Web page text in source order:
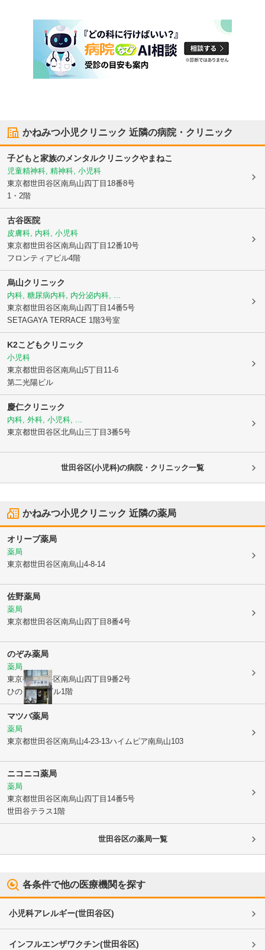
かねみつ小児クリニック 近隣の病院・クリニック
子どもと家族のメンタルクリニックやまねこ
児童精神科, 精神科, 小児科
東京都世田谷区南烏山四丁目18番8号
1・2階
古谷医院
皮膚科, 内科, 小児科
東京都世田谷区南烏山四丁目12番10号
フロンティアビル4階
烏山クリニック
内科, 糖尿病内科, 内分泌内科, ...
東京都世田谷区南烏山四丁目14番5号
SETAGAYA TERRACE 1階3号室
K2こどもクリニック
小児科
東京都世田谷区南烏山5丁目11-6
第二光陽ビル
慶仁クリニック
内科, 外科, 小児科, ...
東京都世田谷区北烏山三丁目3番5号
世田谷区(小児科)の病院・クリニック一覧
かねみつ小児クリニック 近隣の薬局
オリーブ薬局
薬局
東京都世田谷区南烏山4-8-14
佐野薬局
薬局
東京都世田谷区南烏山四丁目8番4号
のぞみ薬局
薬局
東京都世田谷区南烏山四丁目9番2号
ひのき烏山ビル1階
マツバ薬局
薬局
東京都世田谷区南烏山4-23-13ハイムピア南烏山103
ニコニコ薬局
薬局
東京都世田谷区南烏山四丁目14番5号
世田谷テラス1階
世田谷区の薬局一覧
各条件で他の医療機関を探す
小児科アレルギー(世田谷区)
インフルエンザワクチン(世田谷区)